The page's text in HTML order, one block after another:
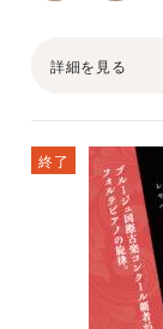
詳細を見る
終了